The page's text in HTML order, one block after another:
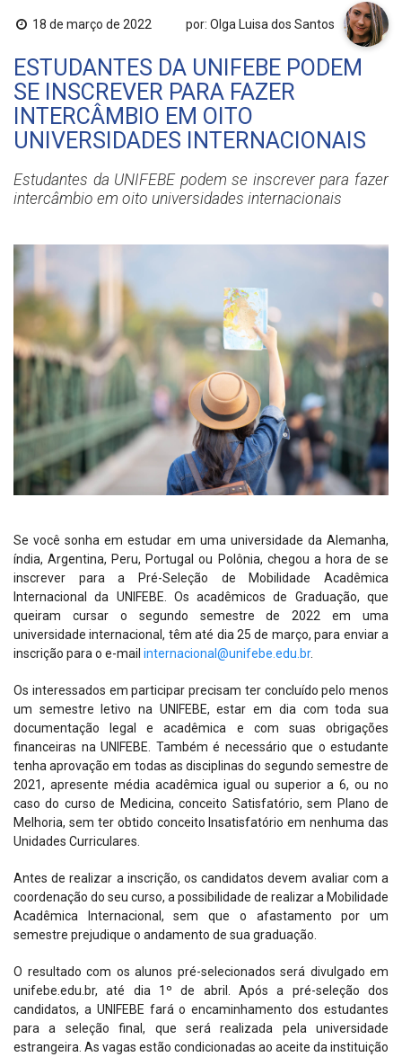
18 de março de 2022 por: Olga Luisa dos Santos
ESTUDANTES DA UNIFEBE PODEM
SE INSCREVER PARA FAZER
INTERCÂMBIO EM OITO
UNIVERSIDADES INTERNACIONAIS
Estudantes da UNIFEBE podem se inscrever para fazer
intercâmbio em oito universidades internacionais
Se você sonha em estudar em uma universidade da Alemanha,
índia, Argentina, Peru, Portugal ou Polônia, chegou a hora de se
inscrever para a Pré-Seleção de Mobilidade Acadêmica
Internacional da UNIFEBE. Os acadêmicos de Graduação, que
queiram cursar o segundo semestre de 2022 em uma
universidade internacional, têm até dia 25 de março, para enviar a
inscrição para o e-mail internacional@unifebe.edu.br.
Os interessados em participar precisam ter concluído pelo menos
um semestre letivo na UNIFEBE, estar em dia com toda sua
documentação legal e acadêmica e com suas obrigações
financeiras na UNIFEBE. Também é necessário que o estudante
tenha aprovação em todas as disciplinas do segundo semestre de
2021, apresente média acadêmica igual ou superior a 6, ou no
caso do curso de Medicina, conceito Satisfatório, sem Plano de
Melhoria, sem ter obtido conceito Insatisfatório em nenhuma das
Unidades Curriculares.
Antes de realizar a inscrição, os candidatos devem avaliar com a
coordenação do seu curso, a possibilidade de realizar a Mobilidade
Acadêmica Internacional, sem que o afastamento por um
semestre prejudique o andamento de sua graduação.
O resultado com os alunos pré-selecionados será divulgado em
unifebe.edu.br, até dia 1º de abril. Após a pré-seleção dos
candidatos, a UNIFEBE fará o encaminhamento dos estudantes
para a seleção final, que será realizada pela universidade
estrangeira. As vagas estão condicionadas ao aceite da instituição